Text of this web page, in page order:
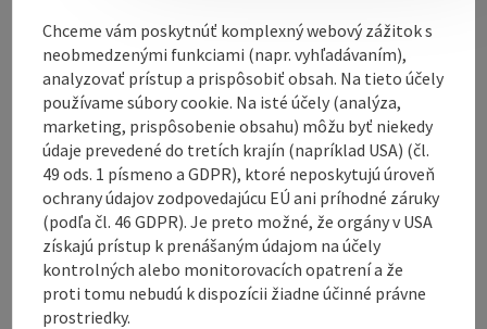
Contact
Opening hours
Arrival
Suitability
Chceme vám poskytnúť komplexný webový zážitok s
neobmedzenými funkciami (napr. vyhľadávaním),
analyzovať prístup a prispôsobiť obsah. Na tieto účely
používame súbory cookie. Na isté účely (analýza,
marketing, prispôsobenie obsahu) môžu byť niekedy
údaje prevedené do tretích krajín (napríklad USA) (čl.
49 ods. 1 písmeno a GDPR), ktoré neposkytujú úroveň
ochrany údajov zodpovedajúcu EÚ ani príhodné záruky
(podľa čl. 46 GDPR). Je preto možné, že orgány v USA
získajú prístup k prenášaným údajom na účely
kontrolných alebo monitorovacích opatrení a že
proti tomu nebudú k dispozícii žiadne účinné právne
prostriedky.